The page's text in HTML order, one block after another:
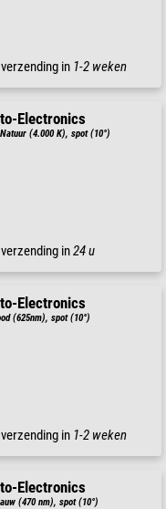
in 1-2 weken
Electronics
(4.000 K), spot (10°)
in24 u
Electronics
(625nm), spot (10°)
in 1-2 weken
Electronics
(470 nm), spot (10°)